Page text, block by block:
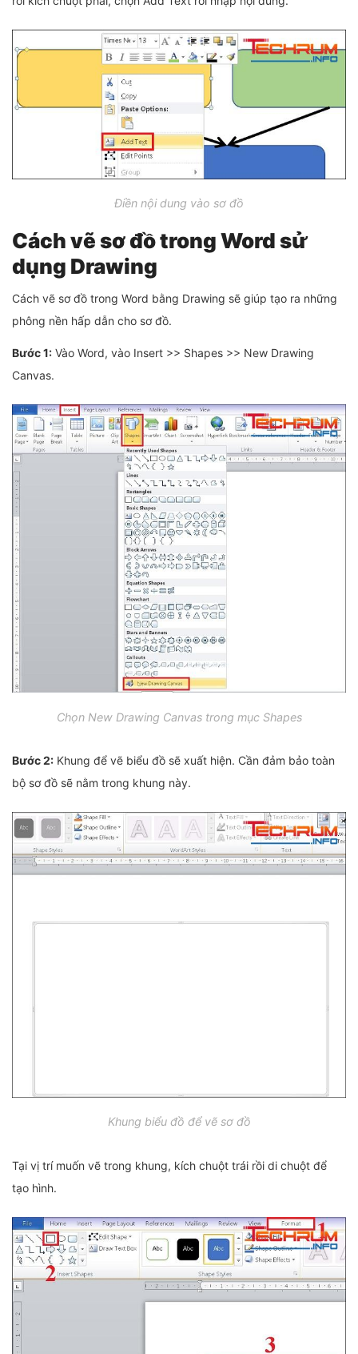
Điền nội dung vào sơ đồ
Cách vẽ sơ đồ trong Word sử
dụng Drawing
Cách vẽ sơ đồ trong Word bằng Drawing sẽ giúp tạo ra những
phông nền hấp dẫn cho sơ đồ.
Bước 1: Vào Word, vào Insert >> Shapes >> New Drawing
Canvas.
Chọn New Drawing Canvas trong mục Shapes
Bước 2: Khung để vẽ biểu đồ sẽ xuất hiện. Cần đảm bảo toàn
bộ sơ đồ sẽ nằm trong khung này.
Khung biểu đồ để vẽ sơ đồ
Tại vị trí muốn vẽ trong khung, kích chuột trái rồi di chuột để
tạo hình.